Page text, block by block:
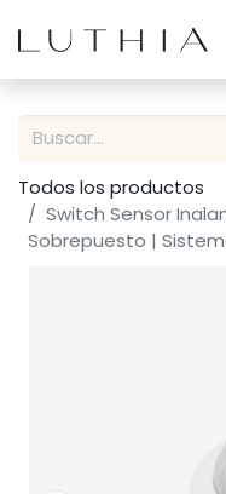
Todos los productos
Switch Sensor
Sobrepuesto |